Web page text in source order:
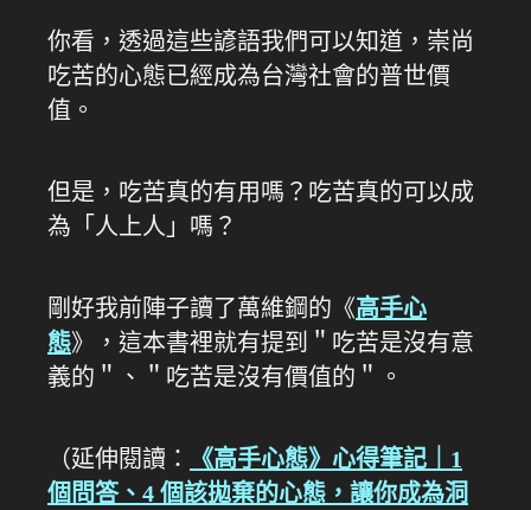
你看，透過這些諺語我們可以知道，崇尚
吃苦的心態已經成為台灣社會的普世價
值。
但是，吃苦真的有用嗎？吃苦真的可以成
為「人上人」嗎？
剛好我前陣子讀了萬維鋼的《高手心
態》，這本書裡就有提到＂吃苦是沒有意
義的＂、＂吃苦是沒有價值的＂。
（延伸閱讀：
《高手心態》心得筆記｜1
個問答、4 個該拋棄的心態，讓你成為洞